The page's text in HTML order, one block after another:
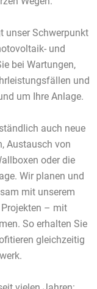
unser Schwerpunkt
und
bei Wartungen,
und
um Ihre Anlage.
auch neue
Austausch von
oder die
Wir planen und
mit unserem
– mit
So erhalten Sie
gleichzeitig